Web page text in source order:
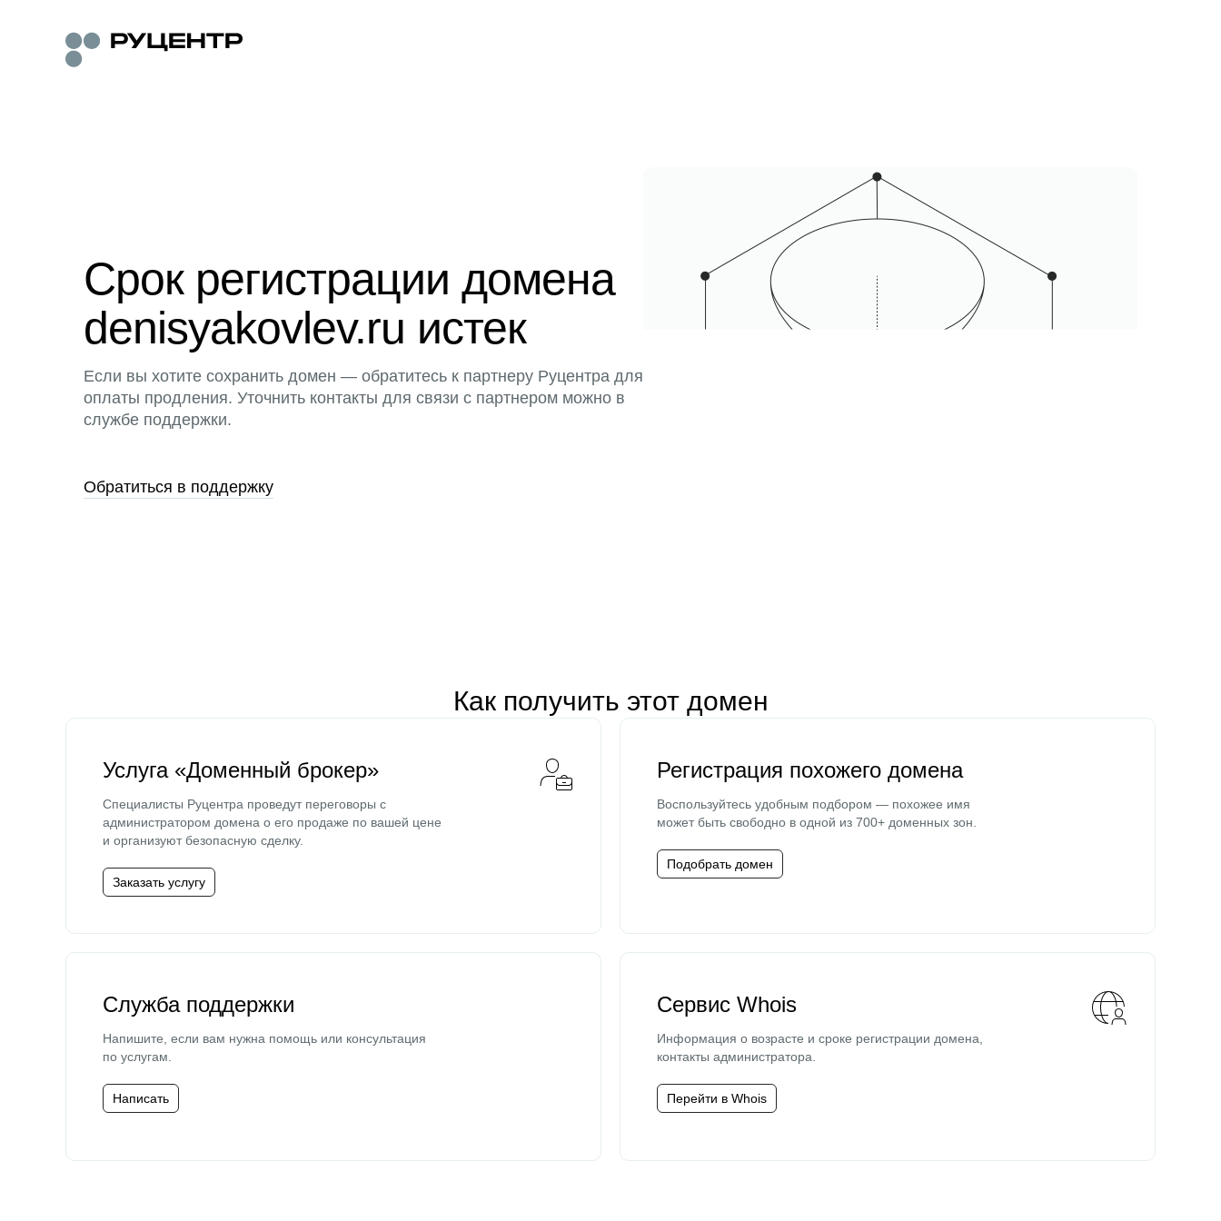
Срок регистрации домена
denisyakovlev.ru истек
Если вы хотите сохранить домен — обратитесь к партнеру Руцентра для
оплаты продления. Уточнить контакты для связи с партнером можно в
службе поддержки.
Обратиться в поддержку
Как получить этот домен
Услуга «Доменный брокер»
Специалисты Руцентра проведут переговоры с
администратором домена о его продаже по вашей цене
и организуют безопасную сделку.
Заказать услугу
Регистрация похожего домена
Воспользуйтесь удобным подбором — похожее имя
может быть свободно в одной из 700+ доменных зон.
Подобрать домен
Служба поддержки
Напишите, если вам нужна помощь или консультация
по услугам.
Написать
Сервис Whois
Информация о возрасте и сроке регистрации домена,
контакты администратора.
Перейти в Whois